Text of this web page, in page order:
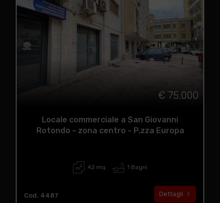
€ 75.000
Locale commerciale a San Giovanni
Rotondo - zona centro - P.zza Europa
42 mq 1 Bagni
Cod. 4487 Dettagli